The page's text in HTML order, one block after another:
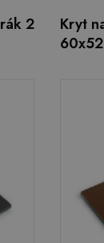
2
Kryt